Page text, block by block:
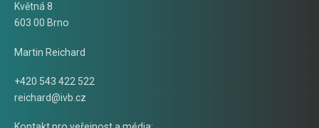
Květná 8
603 00 Brno
Martin Reichard
+420 543 422 522
reichard@ivb.cz